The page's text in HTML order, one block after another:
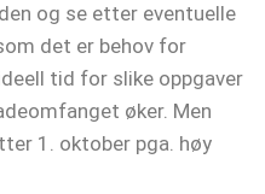
og se etter eventuelle
det er behov for
tid for slike oppgaver
øker. Men
1. oktober pga. høy